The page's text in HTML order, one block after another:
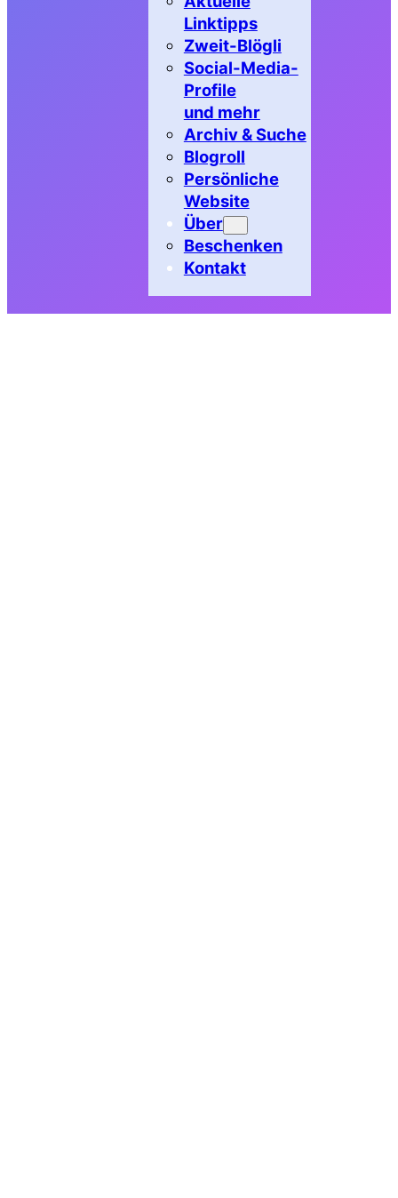
Linktipps
Zweit-Blögli
Social-Media-
Profile
und mehr
Archiv & Suche
Blogroll
Persönliche
Website
Über
Beschenken
Kontakt